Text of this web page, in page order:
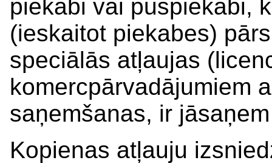
piekabi vai puspiekabi,
(ieskaitot piekabes)
speciālās atļaujas
komercpārvadājumiem
saņemšanas, ir
Kopienas atļauju